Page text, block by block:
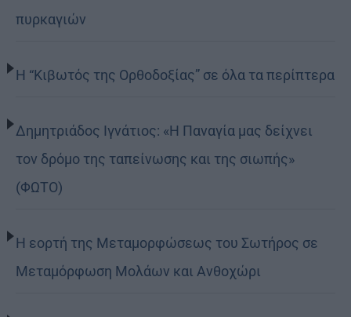
πυρκαγιών
Η “Κιβωτός της Ορθοδοξίας” σε όλα τα περίπτερα
Δημητριάδος Ιγνάτιος: «Η Παναγία μας δείχνει
τον δρόμο της ταπείνωσης και της σιωπής»
(ΦΩΤΟ)
Η εορτή της Μεταμορφώσεως του Σωτήρος σε
Μεταμόρφωση Μολάων και Ανθοχώρι